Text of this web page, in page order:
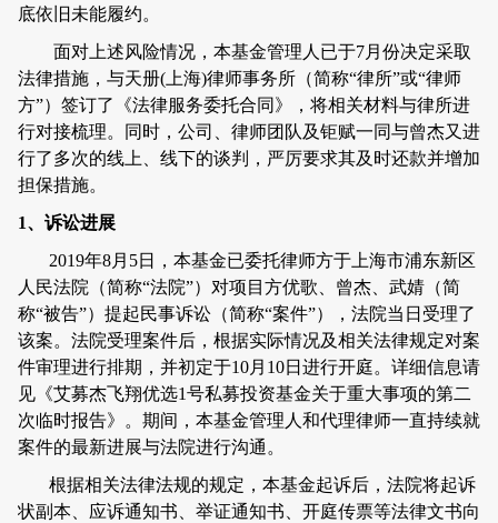
底依旧未能履约。
面对上述风险情况，本基金管理人已于7月份决定采取
法律措施，与天册( 上海)律师事务所（简称“律所”或“律师
方”）签订了《法律服务委托合同》，将相关材料与律所进
行对接梳理。同时，公司、律师团队及钜赋一同与曾杰又进
行了多次的线上、线下的谈判，严厉要求其及时还款并增加
担保措施。
1、诉讼进展
2019年8月 5日，本基金已委托律师方于上海市浦东新区
人民法院（简称“法院”）对项目方优歌、曾杰、武婧（简
称“被告”）提起民事诉讼（简称“案件”），法院当日受理了
该案。法院受理案件后，根据实际情况及相关法律规定对案
件审理进行排期，并初定于10月 10日进行开庭。详细信息请
见《艾募杰飞翔优选1号私募投资基金关于重大事项的第二
次临时报告》。期间， 本基金管理人和代理律师一直持续就
案件的最新进展与法院进行沟通。
根据相关法律法规的规定，本基金起诉后，法院将起诉
状副本、应诉通知书、举证通知书、开庭传票等法律文书向